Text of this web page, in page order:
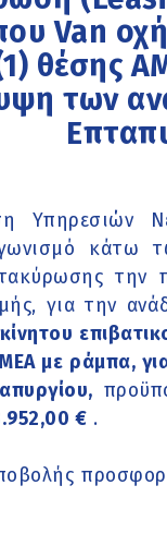
Van
θέσης
των
Υπηρεσιών
την
για την
με ράμπα,
€ .